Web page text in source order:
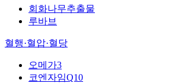
회화나무추출물
루바브
혈행·혈압·혈당
오메가3
코엔자임Q10